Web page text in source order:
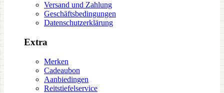
Versand und Zahlung
Geschäftsbedingungen
Datenschutzerklärung
Extra
Merken
Cadeaubon
Aanbiedingen
Reitstiefelservice